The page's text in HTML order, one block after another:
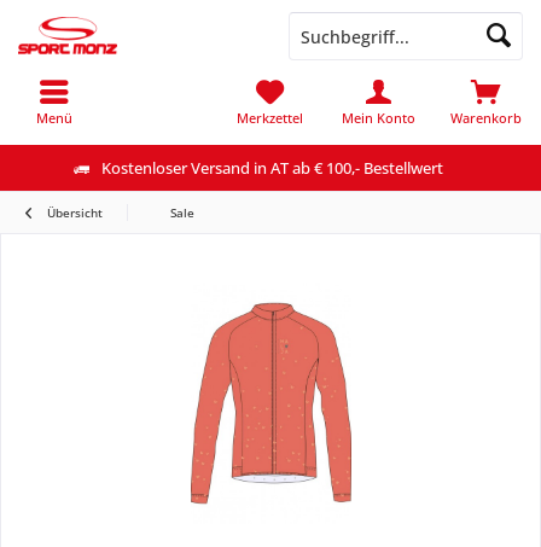
Kostenloser Versand in AT ab € 100,- Bestellwert
Menü Warenkorb
Merkzettel Mein Konto
Übersicht Sale